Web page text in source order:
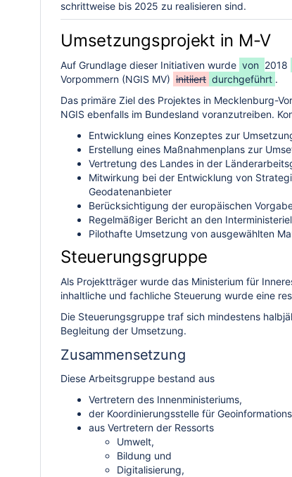
schrittweise bis 2025 zu realisieren sind.
Umsetzungsprojekt in M-V
Auf Grundlage dieser Initiativen wurde von 2018
Vorpommern (NGIS MV) initiiert durchgeführt .
Das primäre Ziel des Projektes in Mecklenburg-
NGIS ebenfalls im Bundesland voranzutreiben.
Entwicklung eines Konzeptes zur
Erstellung eines Maßnahmenplans zur
Vertretung des Landes in der
Mitwirkung bei der Entwicklung von
Geodatenanbieter
Berücksichtigung der europäischen
Regelmäßiger Bericht an den
Pilothafte Umsetzung von ausgewählten
Steuerungsgruppe
Als Projektträger wurde das Ministerium für
inhaltliche und fachliche Steuerung wurde eine
Die Steuerungsgruppe traf sich mindestens
Begleitung der Umsetzung.
Zusammensetzung
Diese Arbeitsgruppe bestand aus
Vertretern des Innenministeriums,
der Koordinierungsstelle für
aus Vertretern der Ressorts
Umwelt,
Bildung und
Digitalisierung,